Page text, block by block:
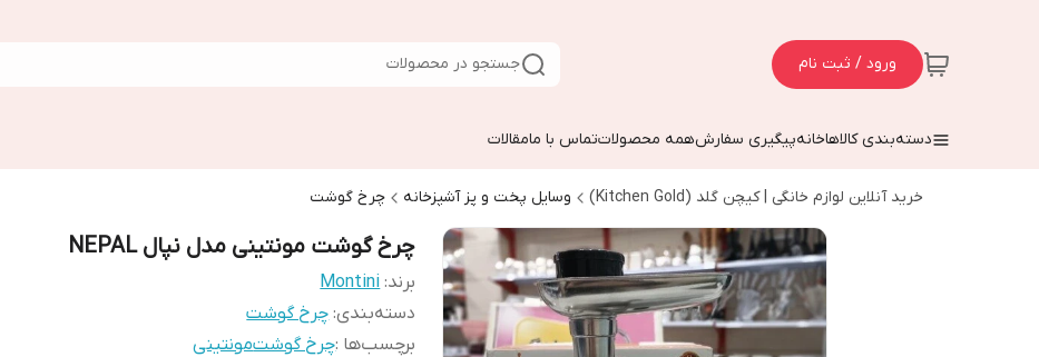
ورود / ثبت نام جستجو در محصولات
دسته‌بندی کالاهاخانهپیگیری سفارشهمه محصولاتتماس با مامقالات
خرید آنلاین لوازم خانگی | کیچن گلد (Kitchen Gold) وسایل پخت و پز آشپزخانه چرخ گوشت
چرخ گوشت مونتینی مدل نپال NEPAL
برند: Montini
دسته‌بندی:چرخ گوشت
برچسب‌ها :چرخ گوشتمونتینی